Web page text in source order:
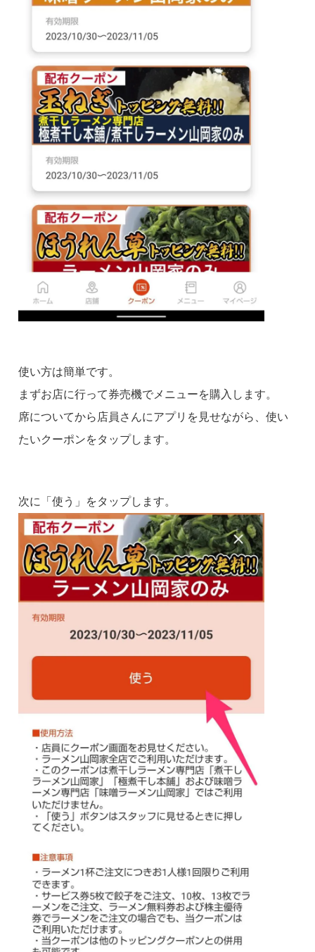
使い方は簡単です。
まずお店に行って券売機でメニューを購入します。
席についてから店員さんにアプリを見せながら、使い
たいクーポンをタップします。
次に「使う」をタップします。